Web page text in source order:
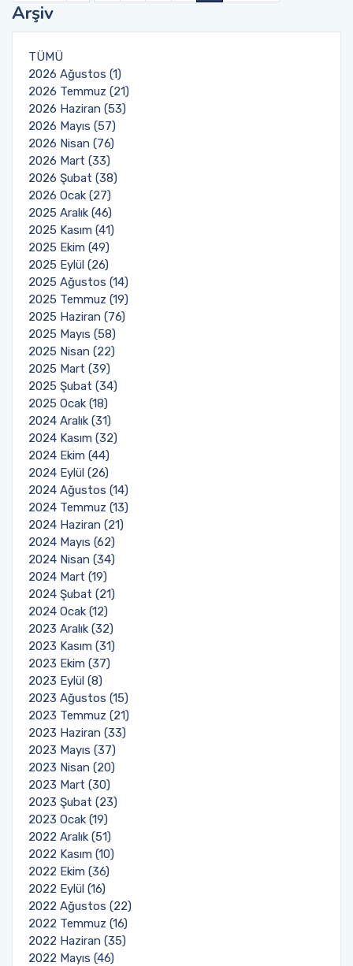
Arşiv
TÜMÜ
2026 Ağustos (1)
2026 Temmuz (21)
2026 Haziran (53)
2026 Mayıs (57)
2026 Nisan (76)
2026 Mart (33)
2026 Şubat (38)
2026 Ocak (27)
2025 Aralık (46)
2025 Kasım (41)
2025 Ekim (49)
2025 Eylül (26)
2025 Ağustos (14)
2025 Temmuz (19)
2025 Haziran (76)
2025 Mayıs (58)
2025 Nisan (22)
2025 Mart (39)
2025 Şubat (34)
2025 Ocak (18)
2024 Aralık (31)
2024 Kasım (32)
2024 Ekim (44)
2024 Eylül (26)
2024 Ağustos (14)
2024 Temmuz (13)
2024 Haziran (21)
2024 Mayıs (62)
2024 Nisan (34)
2024 Mart (19)
2024 Şubat (21)
2024 Ocak (12)
2023 Aralık (32)
2023 Kasım (31)
2023 Ekim (37)
2023 Eylül (8)
2023 Ağustos (15)
2023 Temmuz (21)
2023 Haziran (33)
2023 Mayıs (37)
2023 Nisan (20)
2023 Mart (30)
2023 Şubat (23)
2023 Ocak (19)
2022 Aralık (51)
2022 Kasım (10)
2022 Ekim (36)
2022 Eylül (16)
2022 Ağustos (22)
2022 Temmuz (16)
2022 Haziran (35)
2022 Mayıs (46)